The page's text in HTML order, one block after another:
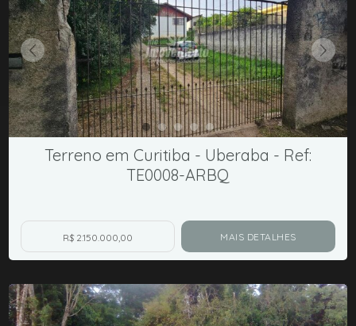
Terreno em Curitiba - Uberaba - Ref:
TE0008-ARBQ
R$ 2.150.000,00 MAIS DETALHES